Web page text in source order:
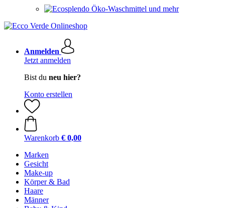
Öko-Waschmittel und mehr
Anmelden
Jetzt anmelden
Bist du neu hier?
Konto erstellen
Warenkorb € 0,00
Marken
Gesicht
Make-up
Körper & Bad
Haare
Männer